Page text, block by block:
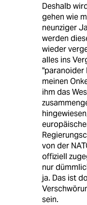
Deshalb
gehen wie
neunziger
werden
wieder
alles ins
"paranoider
meinen
ihm das
von der
offiziell
nur
ja. Das ist
sein.